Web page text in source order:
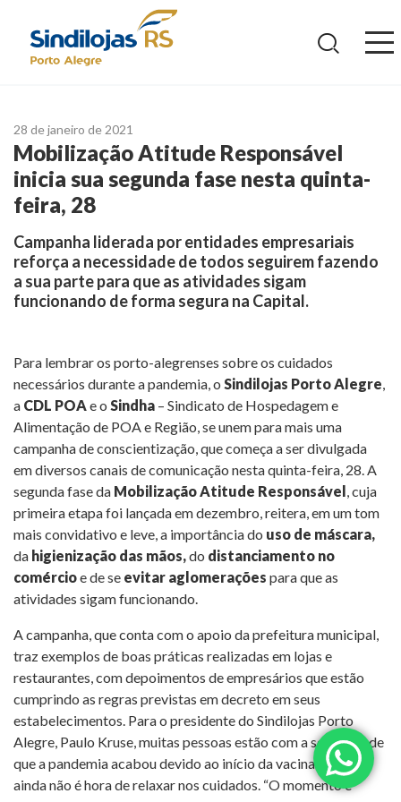
28 de janeiro de 2021
Mobilização Atitude Responsável
inicia sua segunda fase nesta quinta-
feira, 28
Campanha liderada por entidades empresariais
reforça a necessidade de todos seguirem fazendo
a sua parte para que as atividades sigam
funcionando de forma segura na Capital.
Para lembrar os porto-alegrenses sobre os cuidados
necessários durante a pandemia, o Sindilojas Porto Alegre,
a CDL POAe o Sindha – Sindicato de Hospedagem e
Alimentação de POA e Região, se unem para mais uma
campanha de conscientização, que começa a ser divulgada
em diversos canais de comunicação nesta quinta-feira, 28. A
segunda fase da Mobilização Atitude Responsável, cuja
primeira etapa foi lançada em dezembro, reitera, em um tom
mais convidativo e leve, a importância do uso de máscara,
da higienização das mãos,do distanciamento no
comércioe de se evitar aglomerações para que as
atividades sigam funcionando.
A campanha, que conta com o apoio da prefeitura municipal,
traz exemplos de boas práticas realizadas em lojas e
restaurantes, com depoimentos de empresários que estão
cumprindo as regras previstas em decreto em seus
estabelecimentos. Para o presidente do Sindilojas Porto
Alegre, Paulo Kruse, muitas pessoas estão com a sensação de
que a pandemia acabou devido ao início da vacinação, mas
ainda não é hora de relaxar nos cuidados. “O momento é